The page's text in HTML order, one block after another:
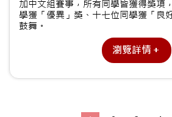
加中文組賽事，所有同學皆獲得獎項
學獲「優異」獎、十七位同學獲「良
鼓舞。
瀏覽詳情＋